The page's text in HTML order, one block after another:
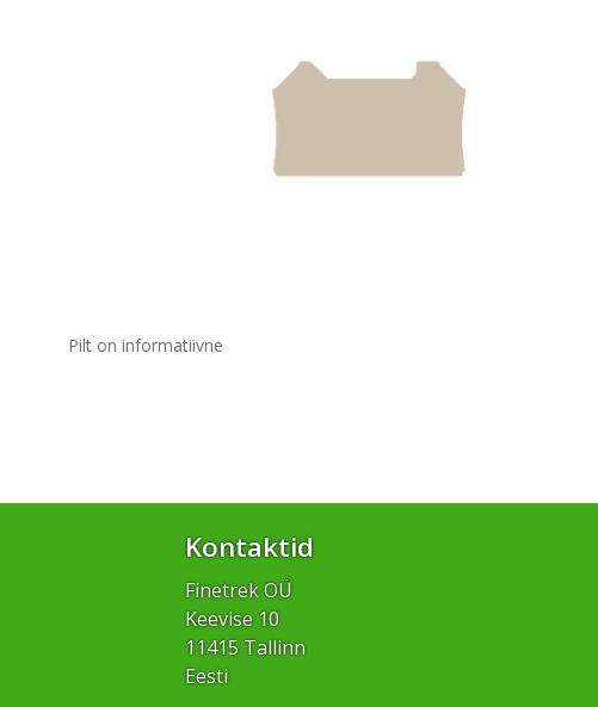
Pilt on informatiivne
Kontaktid
Finetrek OÜ
Keevise 10
11415 Tallinn
Eesti